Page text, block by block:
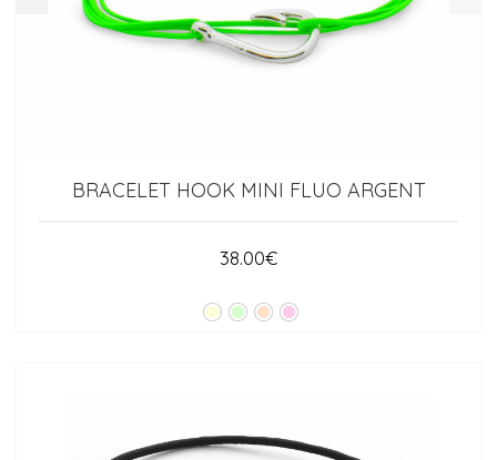
BRACELET HOOK MINI FLUO ARGENT
38.00€